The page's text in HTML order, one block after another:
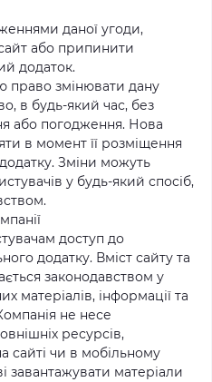
даної угоди,
або припинити
додаток.
право змінювати дану
в будь-який час, без
або погодження. Нова
в момент її розміщення
Зміни можуть
у будь-який спосіб,
доступ до
додатку. Вміст сайту та
законодавством у
матеріалів, інформації та
не несе
ресурсів,
сайті чи в мобільному
завантажувати матеріали